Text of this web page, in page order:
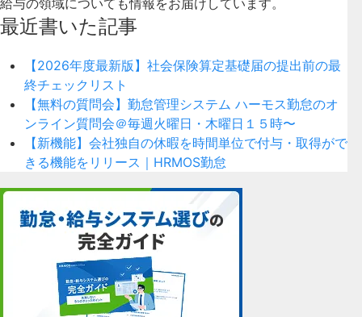
最近書いた記事
【2026年度最新版】社会保険算定基礎届の提出前の最
終チェックリスト
【無料の質問会】勤怠管理システム ハーモス勤怠のオ
ンライン質問会＠毎週火曜日・木曜日１５時〜
【新機能】会社独自の休暇を時間単位で付与・取得がで
きる機能をリリース｜HRMOS勤怠